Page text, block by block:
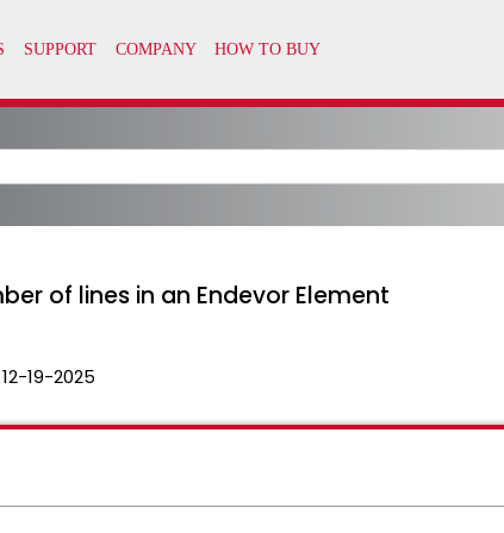
of lines in an Endevor Element
12-19-2025